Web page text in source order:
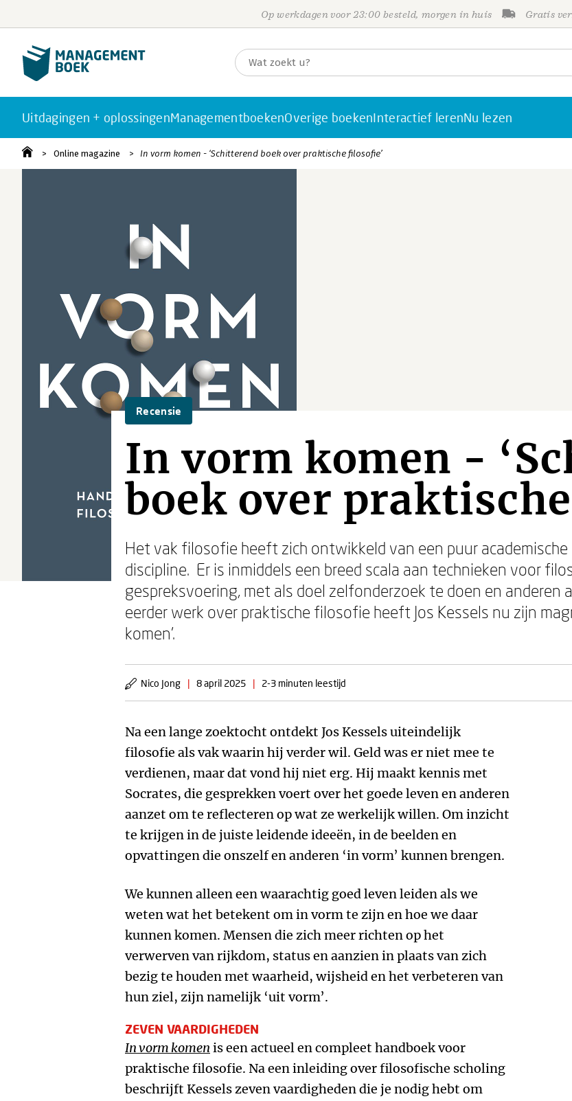
Op werkdagen voor 23:00 besteld, morgen in huis Gratis
Uitdagingen + oplossingenManagementboekenOverige boekenInteractief lerenNu lezen
Online magazine In vorm komen - ‘Schitterend boek over praktische filosofie’
Recensie
In vorm komen -
boek over
Het vak filosofie heeft zich ontwikkeld van een puur academische
discipline. Er is inmiddels een breed scala aan technieken voor
gespreksvoering, met als doel zelfonderzoek te doen en anderen
eerder werk over praktische filosofie heeft Jos Kessels nu zijn
komen’.
Nico Jong | 8 april 2025 | 2-3 minuten leestijd
Na een lange zoektocht ontdekt Jos Kessels uiteindelijk
filosofie als vak waarin hij verder wil. Geld was er niet mee te
verdienen, maar dat vond hij niet erg. Hij maakt kennis met
Socrates, die gesprekken voert over het goede leven en anderen
aanzet om te reflecteren op wat ze werkelijk willen. Om inzicht
te krijgen in de juiste leidende ideeën, in de beelden en
opvattingen die onszelf en anderen ‘in vorm’ kunnen brengen.
We kunnen alleen een waarachtig goed leven leiden als we
weten wat het betekent om in vorm te zijn en hoe we daar
kunnen komen. Mensen die zich meer richten op het
verwerven van rijkdom, status en aanzien in plaats van zich
bezig te houden met waarheid, wijsheid en het verbeteren van
hun ziel, zijn namelijk ‘uit vorm’.
ZEVEN VAARDIGHEDEN
In vorm komen is een actueel en compleet handboek voor
praktische filosofie. Na een inleiding over filosofische scholing
beschrijft Kessels zeven vaardigheden die je nodig hebt om